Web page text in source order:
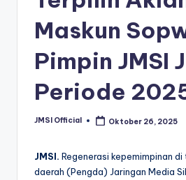
Maskun
Pimpin JMSI
Periode
JMSI Official Oktober 26, 2025
JMSI. Regenerasi kepemimpinan di
daerah (Pengda) Jaringan Media